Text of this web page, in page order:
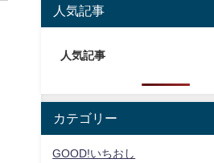
人気記事
人気記事
カテゴリー
GOOD!いちおし